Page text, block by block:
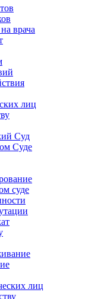
врача
лиц
Суд
Суде
суде
лиц